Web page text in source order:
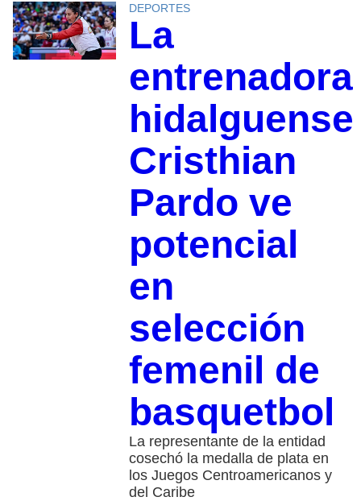
DEPORTES
La
entrenadora
hidalguense
Cristhian
Pardo ve
potencial
en
selección
femenil de
basquetbol
La representante de la entidad
cosechó la medalla de plata en
los Juegos Centroamericanos y
del Caribe